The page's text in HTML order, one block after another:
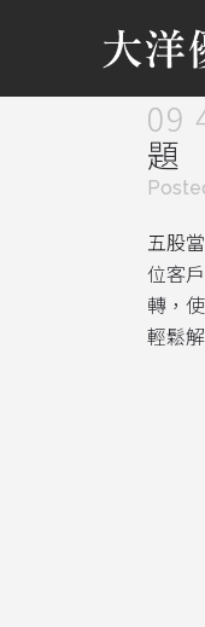
09
題
五股
位客
轉，
輕鬆